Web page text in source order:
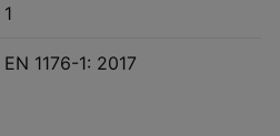
1
EN 1176-1: 2017